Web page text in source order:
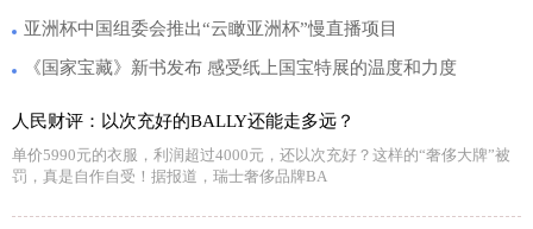
亚洲杯中国组委会推出“云瞰亚洲杯”慢直播项目
《国家宝藏》新书发布 感受纸上国宝特展的温度和力度
人民财评：以次充好的BALLY还能走多远？
单价5990元的衣服，利润超过4000元，还以次充好？这样的“奢侈大牌”被
罚，真是自作自受！据报道，瑞士奢侈品牌BA